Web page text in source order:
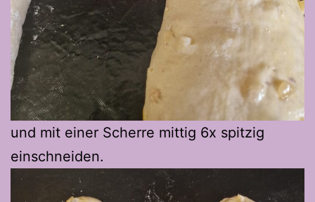
und mit einer Scherre mittig 6x spitzig
einschneiden.